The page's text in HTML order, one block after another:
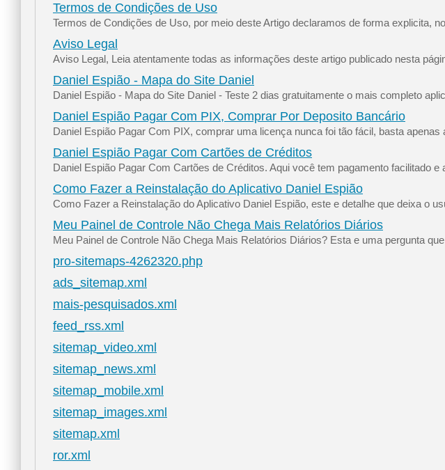
Termos de Condições de Uso
Termos de Condições de Uso, por meio deste Artigo declaramos de forma explicita,
Aviso Legal
Aviso Legal, Leia atentamente todas as informações deste artigo publicado nesta
Daniel Espião - Mapa do Site Daniel
Daniel Espião - Mapa do Site Daniel - Teste 2 dias gratuitamente o mais completo
Daniel Espião Pagar Com PIX, Comprar Por Deposito Bancário
Daniel Espião Pagar Com PIX, comprar uma licença nunca foi tão fácil, basta
Daniel Espião Pagar Com Cartões de Créditos
Daniel Espião Pagar Com Cartões de Créditos. Aqui você tem pagamento facilitado
Como Fazer a Reinstalação do Aplicativo Daniel Espião
Como Fazer a Reinstalação do Aplicativo Daniel Espião, este e detalhe que deixa o
Meu Painel de Controle Não Chega Mais Relatórios Diários
Meu Painel de Controle Não Chega Mais Relatórios Diários? Esta e uma pergunta
pro-sitemaps-4262320.php
ads_sitemap.xml
mais-pesquisados.xml
feed_rss.xml
sitemap_video.xml
sitemap_news.xml
sitemap_mobile.xml
sitemap_images.xml
sitemap.xml
ror.xml